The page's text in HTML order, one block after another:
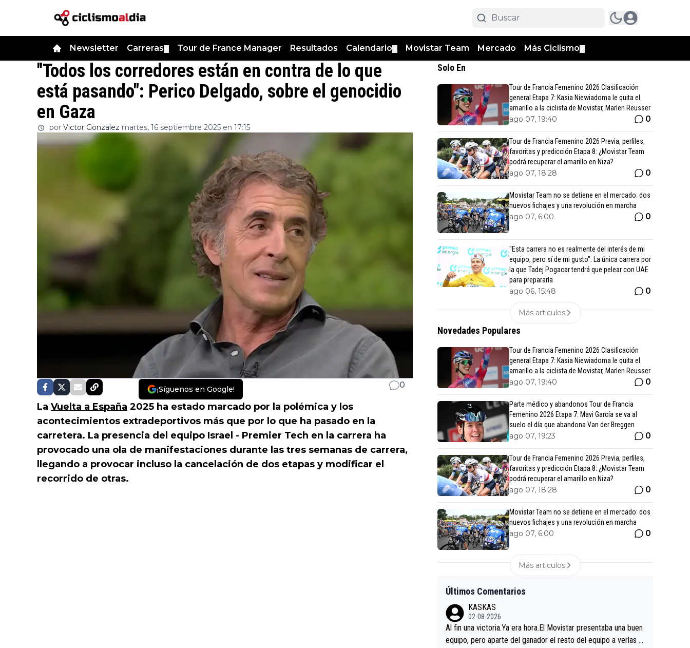
Newsletter Carreras Tour de France Manager Resultados Calendario Movistar Team Mercado Más Ciclismo
"Todos los corredores están en contra de lo que
está pasando": Perico Delgado, sobre el genocidio
en Gaza
por Victor Gonzalez martes, 16 septiembre 2025 en 17:15
¡Síguenos en Google! 0
La Vuelta a España 2025 ha estado marcado por la polémica y los
acontecimientos extradeportivos más que por lo que ha pasado en la
carretera. La presencia del equipo Israel - Premier Tech en la carrera ha
provocado una ola de manifestaciones durante las tres semanas de carrera,
llegando a provocar incluso la cancelación de dos etapas y modificar el
recorrido de otras.
Solo En
Tour de Francia Femenino 2026 Clasificación
general Etapa 7: Kasia Niewiadoma le quita el
amarillo a la ciclista de Movistar, Marlen Reusser
ago 07, 19:40 0
Tour de Francia Femenino 2026 Previa, perfiles,
favoritas y predicción Etapa 8: ¿Movistar Team
podrá recuperar el amarillo en Niza?
ago 07, 18:28 0
Movistar Team no se detiene en el mercado: dos
nuevos fichajes y una revolución en marcha
ago 07, 6:00 0
"Esta carrera no es realmente del interés de mi
equipo, pero sí de mi gusto": La única carrera por
la que Tadej Pogacar tendrá que pelear con UAE
para prepararla
ago 06, 15:48 0
Más articulos
Novedades Populares
Tour de Francia Femenino 2026 Clasificación
general Etapa 7: Kasia Niewiadoma le quita el
amarillo a la ciclista de Movistar, Marlen Reusser
ago 07, 19:40 0
Parte médico y abandonos Tour de Francia
Femenino 2026 Etapa 7: Mavi García se va al
suelo el día que abandona Van der Breggen
ago 07, 19:23 0
Tour de Francia Femenino 2026 Previa, perfiles,
favoritas y predicción Etapa 8: ¿Movistar Team
podrá recuperar el amarillo en Niza?
ago 07, 18:28 0
Movistar Team no se detiene en el mercado: dos
nuevos fichajes y una revolución en marcha
ago 07, 6:00 0
Más articulos
Últimos Comentarios
KASKAS
02-08-2026
Al fin una victoria.Ya era hora.El Movistar presentaba una buen
equipo, pero aparte del ganador el resto del equipo a verlas v